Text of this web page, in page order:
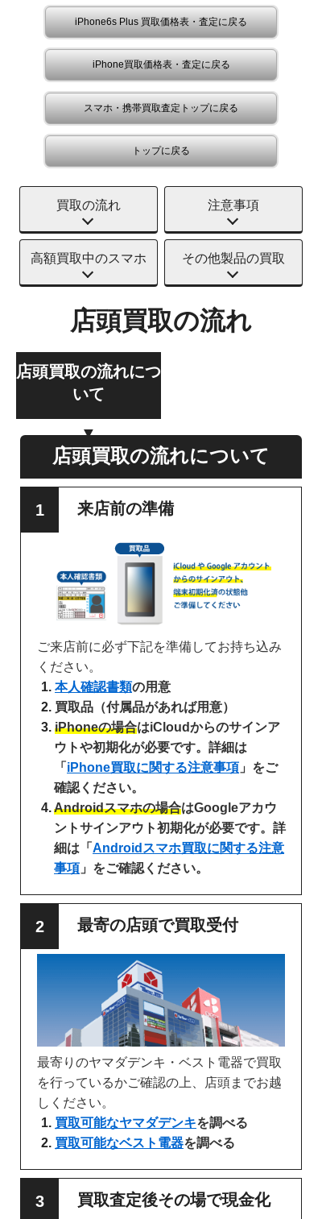
iPhone6s Plus 買取価格表・査定に戻る
iPhone買取価格表・査定に戻る
スマホ・携帯買取査定トップに戻る
トップに戻る
買取の流れ 注意事項
高額買取中のスマホ その他製品の買取
店頭買取の流れ
店頭買取の流れにつ
いて
店頭買取の流れについて
来店前の準備
ご来店前に必ず下記を準備してお持ち込み
ください。
本人確認書類の用意
買取品（付属品があれば用意）
iPhoneの場合はiCloudからのサインア
ウトや初期化が必要です。詳細は
「 iPhone買取に関する注意事項 」をご
確認ください。
Androidスマホの場合はGoogleアカウ
ントサインアウト初期化が必要です。詳
細は「 Androidスマホ買取に関する注意
事項 」をご確認ください。
最寄の店頭で買取受付
最寄りのヤマダデンキ・ベスト電器で買取
を行っているかご確認の上、店頭までお越
しください。
買取可能なヤマダデンキを調べる
買取可能なベスト電器を調べる
買取査定後その場で現金化